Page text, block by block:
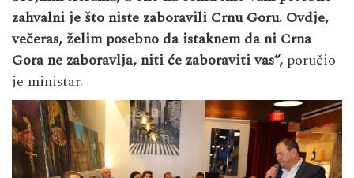
zahvalni je što niste zaboravili Crnu Goru. Ovdje,
večeras, želim posebno da istaknem da ni Crna
Gora ne zaboravlja, niti će zaboraviti vas“, poručio
je ministar.